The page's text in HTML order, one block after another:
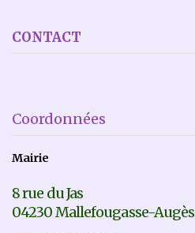
CONTACT
Coordonnées
Mairie
8 rue du Jas
04230 Mallefougasse-Augès